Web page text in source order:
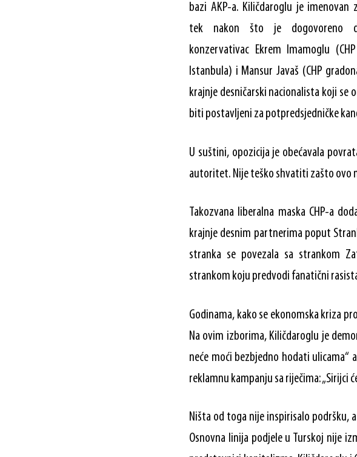
bazi AKP-a. Kiličdaroglu je imenovan
tek nakon što je dogovoreno
konzervativac Ekrem Imamoglu
Istanbula) i Mansur Javaš (CHP
krajnje desničarski nacionalista koji se
biti postavljeni za potpredsjedničke
U suštini, opozicija je obećavala
autoritet. Nije teško shvatiti zašto ovo
Takozvana liberalna maska ​​CHP-a
krajnje desnim partnerima poput
stranka se povezala sa strankom
strankom koju predvodi fanatični
Godinama, kako se ekonomska kriza
Na ovim izborima, Kiličdaroglu je
neće moći bezbjedno hodati ulicama“
reklamnu kampanju sa riječima: „Sirijci
Ništa od toga nije inspirisalo podršku,
Osnovna linija podjele u Turskoj nije